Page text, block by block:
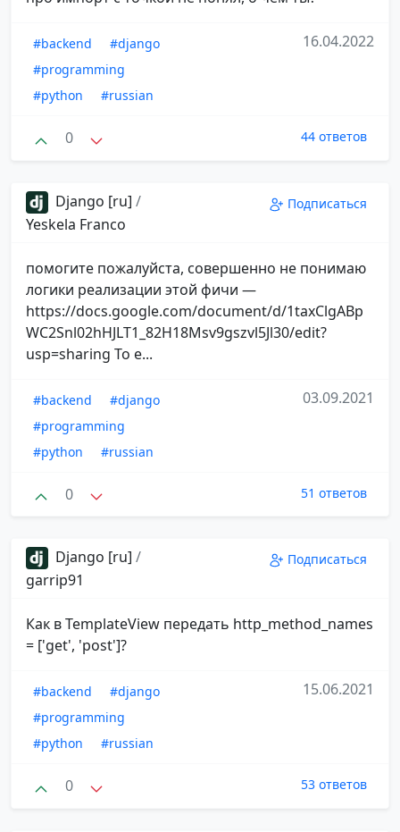
#backend
#django
#programming
#python
#russian
16.04.2022
0 44 ответов
Django [ru] /
Yeskela Franco
Подписаться
помогите пожалуйста, совершенно не понимаю
логики реализации этой фичи —
https://docs.google.com/document/d/1taxClgABp
WC2Snl02hHJLT1_82H18Msv9gszvl5Jl30/edit?
usp=sharing То е...
#backend
#django
#programming
#python
#russian
03.09.2021
0 51 ответов
Django [ru] /
garrip91
Подписаться
Как в TemplateView передать http_method_names
= ['get', 'post']?
#backend
#django
#programming
#python
#russian
15.06.2021
0 53 ответов